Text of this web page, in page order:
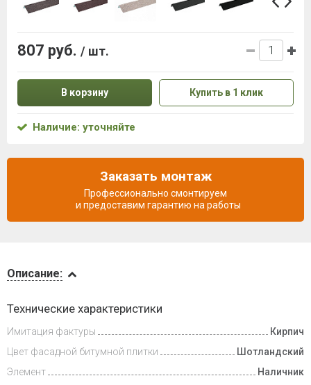
Доставка
и оплата
Описание:
Технические характеристики
Имитация фактуры
Кирпич
Цвет фасадной битумной плитки
Шотландский
Элемент
Наличник
807 руб. / шт.
В корзину Купить в 1 клик
Наличие: уточняйте
Заказать монтаж
Профессионально смонтируем
и предоставим гарантию на работы